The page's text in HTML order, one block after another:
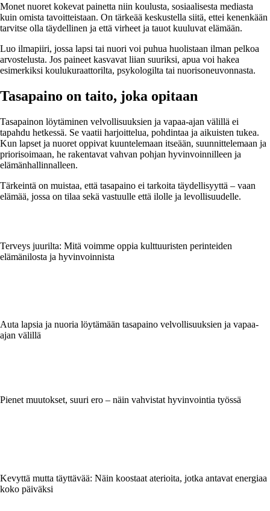
Monet nuoret kokevat painetta niin koulusta, sosiaalisesta mediasta
kuin omista tavoitteistaan. On tärkeää keskustella siitä, ettei kenenkään
tarvitse olla täydellinen ja että virheet ja tauot kuuluvat elämään.
Luo ilmapiiri, jossa lapsi tai nuori voi puhua huolistaan ilman pelkoa
arvostelusta. Jos paineet kasvavat liian suuriksi, apua voi hakea
esimerkiksi koulukuraattorilta, psykologilta tai nuorisoneuvonnasta.
Tasapaino on taito, joka opitaan
Tasapainon löytäminen velvollisuuksien ja vapaa-ajan välillä ei
tapahdu hetkessä. Se vaatii harjoittelua, pohdintaa ja aikuisten tukea.
Kun lapset ja nuoret oppivat kuuntelemaan itseään, suunnittelemaan ja
priorisoimaan, he rakentavat vahvan pohjan hyvinvoinnilleen ja
elämänhallinnalleen.
Tärkeintä on muistaa, että tasapaino ei tarkoita täydellisyyttä – vaan
elämää, jossa on tilaa sekä vastuulle että ilolle ja levollisuudelle.
Terveys juurilta: Mitä voimme oppia kulttuuristen perinteiden
elämänilosta ja hyvinvoinnista
Auta lapsia ja nuoria löytämään tasapaino velvollisuuksien ja vapaa-
ajan välillä
Pienet muutokset, suuri ero – näin vahvistat hyvinvointia työssä
Kevyttä mutta täyttävää: Näin koostaat aterioita, jotka antavat energiaa
koko päiväksi